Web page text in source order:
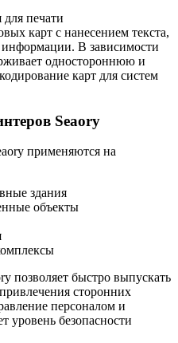
печати
карт с нанесением текста,
В зависимости
одностороннюю и
карт для систем
Seaory
применяются на
здания
объекты
позволяет быстро выпускать
сторонних
персоналом и
уровень безопасности